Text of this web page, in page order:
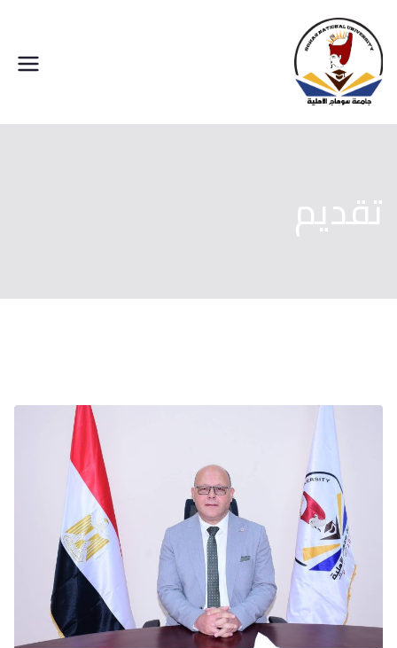
إلى
المحتوى
تقديم